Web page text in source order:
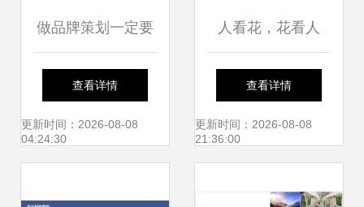
做品牌策划一定要
找品牌策划公司
吗？
查看详情
更新时间：2026-08-08
04:24:30
人看花，花看人
——李佛君设计展
大连站与企业形象
查看详情
更新时间：2026-08-08
21:36:00